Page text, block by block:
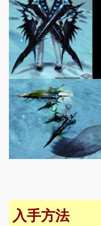
入手方法